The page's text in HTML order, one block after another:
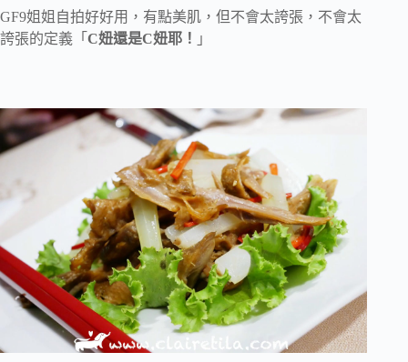
GF9姐姐自拍好好用，有點美肌，但不會太誇張，不會太
誇張的定義「 C妞還是C妞耶！ 」